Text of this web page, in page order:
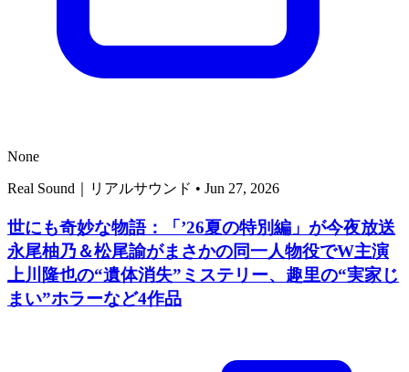
None
Real Sound｜リアルサウンド • Jun 27, 2026
世にも奇妙な物語：「’26夏の特別編」が今夜放送
永尾柚乃＆松尾諭がまさかの同一人物役でW主演
上川隆也の“遺体消失”ミステリー、趣里の“実家じ
まい”ホラーなど4作品